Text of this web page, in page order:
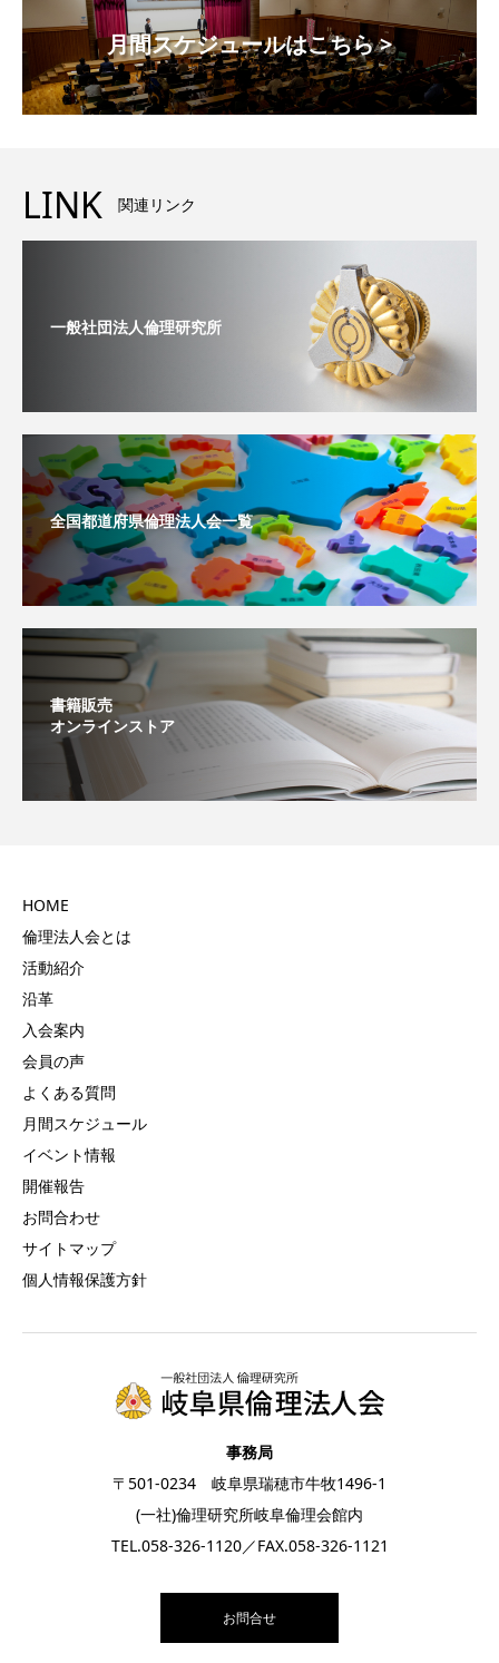
月間スケジュールはこちら >
LINK 関連リンク
一般社団法人倫理研究所
全国都道府県倫理法人会一覧
書籍販売
オンラインストア
HOME
倫理法人会とは
活動紹介
沿革
入会案内
会員の声
よくある質問
月間スケジュール
イベント情報
開催報告
お問合わせ
サイトマップ
個人情報保護方針
事務局
〒501-0234 岐阜県瑞穂市牛牧1496-1
(一社)倫理研究所岐阜倫理会館内
TEL.058-326-1120／FAX.058-326-1121
お問合せ